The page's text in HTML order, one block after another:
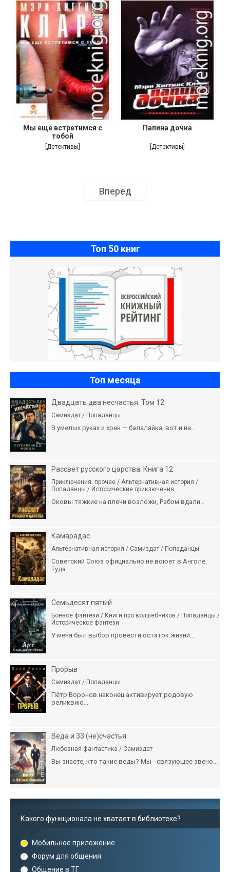
Мы еще встретимся с
тобой
[Детективы]
Папина дочка
[Детективы]
Вперед
Топ 50 книг
Топ месяца
Двадцать два несчастья. Том 12
Самиздат / Попаданцы
В умелых руках и хрен — балалайка, вот и на...
Рассвет русского царства. Книга 12
Приключения: прочее / Альтернативная история /
Попаданцы / Исторические приключения
Оковы тяжкие на плечи возложи, Рабом вдали...
Камарадас
Альтернативная история / Самиздат / Попаданцы
Советский Союз официально не воюет в Анголе.
Туда...
Семьдесят пятый
Боевое фэнтези / Книги про волшебников / Попаданцы /
Историческое фэнтези
У меня был выбор провести остаток жизни...
Прорыв
Самиздат / Попаданцы
Пётр Воронов наконец активирует родовую
реликвию...
Веда и 33 (не)счастья
Любовная фантастика / Самиздат
Вы знаете, кто такие веды? Мы - связующее звено...
Какого функционала не хватает в библиотеке?
Мобильное приложение
Форум для общения
Общение в ТГ